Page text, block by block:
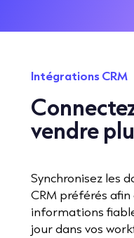
Intégrations CRM
vendre
Synchronisez les
CRM préférés
informations
jour dans vos